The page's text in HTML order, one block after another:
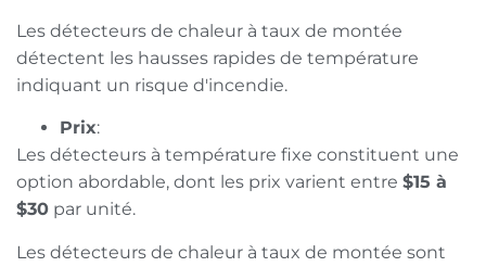
Les détecteurs de chaleur à taux de montée
détectent les hausses rapides de température
indiquant un risque d'incendie.
Prix:
Les détecteurs à température fixe constituent une
option abordable, dont les prix varient entre $15 à
$30 par unité.
Les détecteurs de chaleur à taux de montée sont